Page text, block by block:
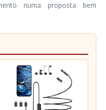
numa proposta bem